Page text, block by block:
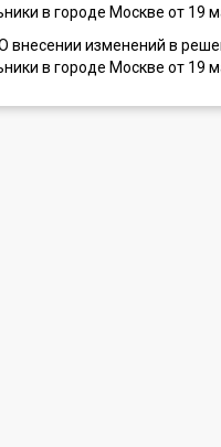
в городе Москве от 19
внесении изменений в
в городе Москве от 19